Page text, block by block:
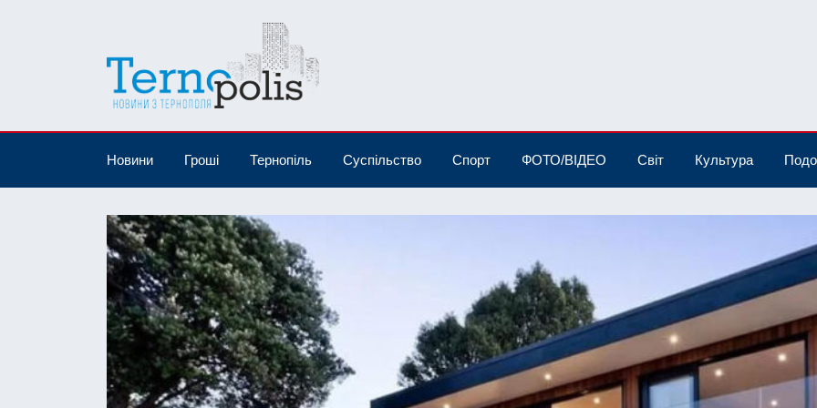
Новини Гроші Тернопіль Суспільство Спорт ФОТО/ВІДЕО Світ Культура